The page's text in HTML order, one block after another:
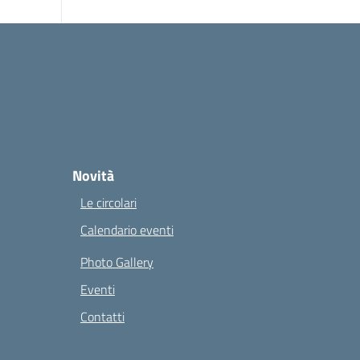
Novità
Le circolari
Calendario eventi
Photo Gallery
Eventi
Contatti